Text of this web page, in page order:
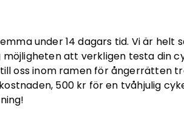
under 14 dagars tid. Vi är helt
att verkligen testa din
oss inom ramen för ångerrätten
500 kr för en tvåhjulig